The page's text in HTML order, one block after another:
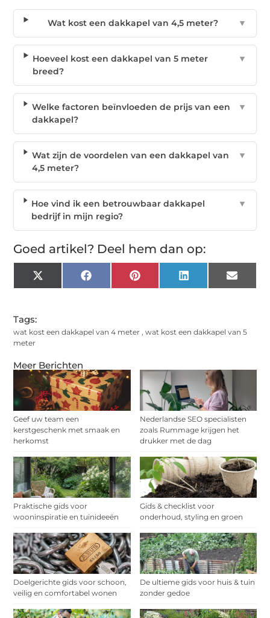
Meer Berichten
Geef uw team een
kerstgeschenk met smaak en
herkomst
Nederlandse SEO specialisten
zoals Rummage krijgen het
drukker met de dag
Praktische gids voor
wooninspiratie en tuinideeën
Gids & checklist voor
onderhoud, styling en groen
Doelgerichte gids voor schoon,
veilig en comfortabel wonen
De ultieme gids voor huis & tuin
zonder gedoe
Wat kost een dakkapel van 4,5 meter? ▼
Hoeveel kost een dakkapel van 5 meter
breed?
▼
Welke factoren beïnvloeden de prijs van een
dakkapel?
▼
Wat zijn de voordelen van een dakkapel van
4,5 meter?
▼
Hoe vind ik een betrouwbaar dakkapel
bedrijf in mijn regio?
▼
Goed artikel? Deel hem dan op:
X
(Twitter)
Facebook Pinterest LinkedIn Email
Tags:
wat kost een dakkapel van 4 meter ,wat kost een dakkapel van 5
meter